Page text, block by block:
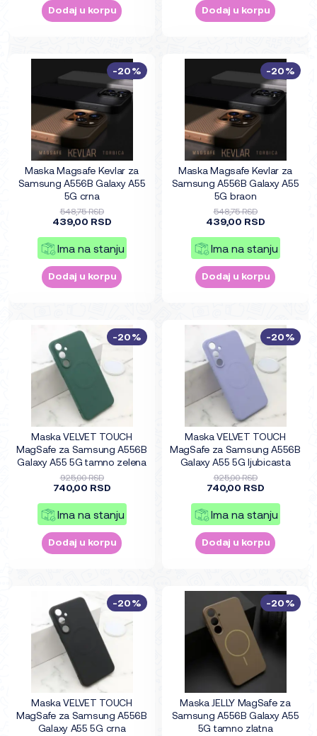
Dodaj u korpu Dodaj u korpu
Maska Magsafe Kevlar za
Samsung A556B Galaxy A55
5G crna
548,75 RSD
439,00 RSD
Ima na stanju
Dodaj u korpu
-20%
Maska Magsafe Kevlar za
Samsung A556B Galaxy A55
5G braon
548,75 RSD
439,00 RSD
Ima na stanju
Dodaj u korpu
-20%
Maska VELVET TOUCH
MagSafe za Samsung A556B
Galaxy A55 5G tamno zelena
925,00 RSD
740,00 RSD
Ima na stanju
Dodaj u korpu
-20%
Maska VELVET TOUCH
MagSafe za Samsung A556B
Galaxy A55 5G ljubicasta
925,00 RSD
740,00 RSD
Ima na stanju
Dodaj u korpu
-20%
Maska VELVET TOUCH
MagSafe za Samsung A556B
Galaxy A55 5G crna
-20%
Maska JELLY MagSafe za
Samsung A556B Galaxy A55
5G tamno zlatna
-20%